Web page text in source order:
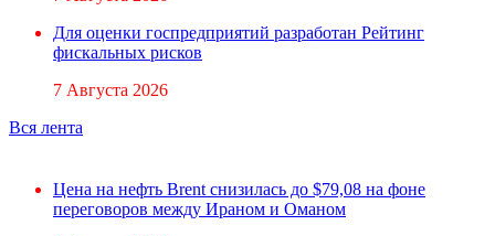
Для оценки госпредприятий разработан Рейтинг
фискальных рисков
7 Августа 2026
Вся лента
Цена на нефть Brent снизилась до $79,08 на фоне
переговоров между Ираном и Оманом